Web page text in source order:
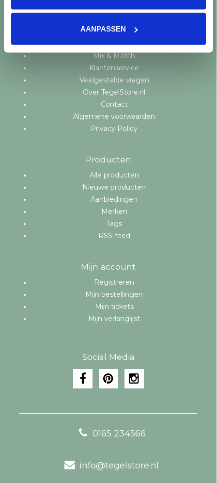
AANPASSEN
Batch, kaliber & kleurnuances
Garantie & klachten
Mix & Match
Klantenservice
Veelgestelde vragen
Over TegelStore.nl
Contact
Algemene voorwaarden
Privacy Policy
Producten
Alle producten
Nieuwe producten
Aanbiedingen
Merken
Tags
RSS-feed
Mijn account
Registreren
Mijn bestellingen
Mijn tickets
Mijn verlanglijst
Social Media
0165 234566
info@tegelstore.nl